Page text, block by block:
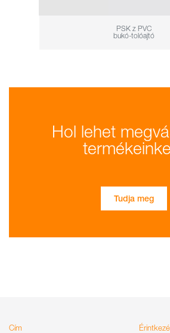
PSK z PVC
bukó-tolóajtó
Hol lehet
Tudja meg
Cím